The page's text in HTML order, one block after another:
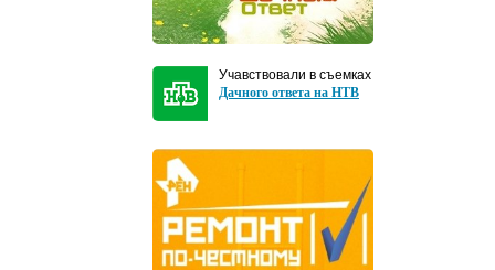
Учавствовали в съемках
Дачного ответа на НТВ